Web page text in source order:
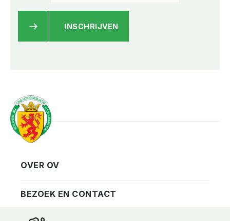
INSCHRIJVEN
Vereniging
Privacy
Contact
Bezoekadres
OVER OV
BEZOEK EN CONTACT